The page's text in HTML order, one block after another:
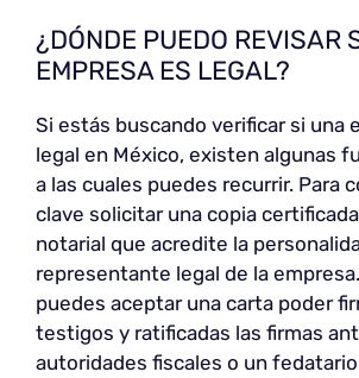
¿DÓNDE PUEDO REVISAR
EMPRESA ES LEGAL?
Si estás buscando verificar si una
legal en México, existen algunas
a las cuales puedes recurrir. Para
clave solicitar una copia
notarial que acredite la
representante legal de la
puedes aceptar una carta poder
testigos y ratificadas las firmas
autoridades fiscales o un